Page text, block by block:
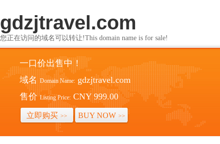
gdzjtravel.com
您正在访问的域名可以转让!This domain name is for sale!
一口价出售中！
域名 Domain Name: gdzjtravel.com
售价 Listing Price: CNY 999.00
立即购买 >> BUY NOW >>